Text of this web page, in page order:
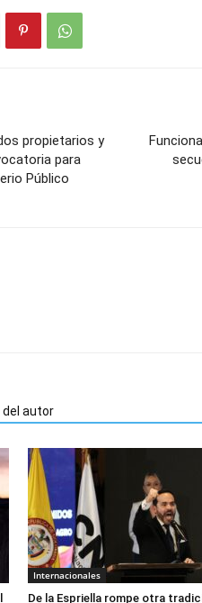
propietarios y
para
Público
del autor
Internacionales
De la Espriella rompe otra